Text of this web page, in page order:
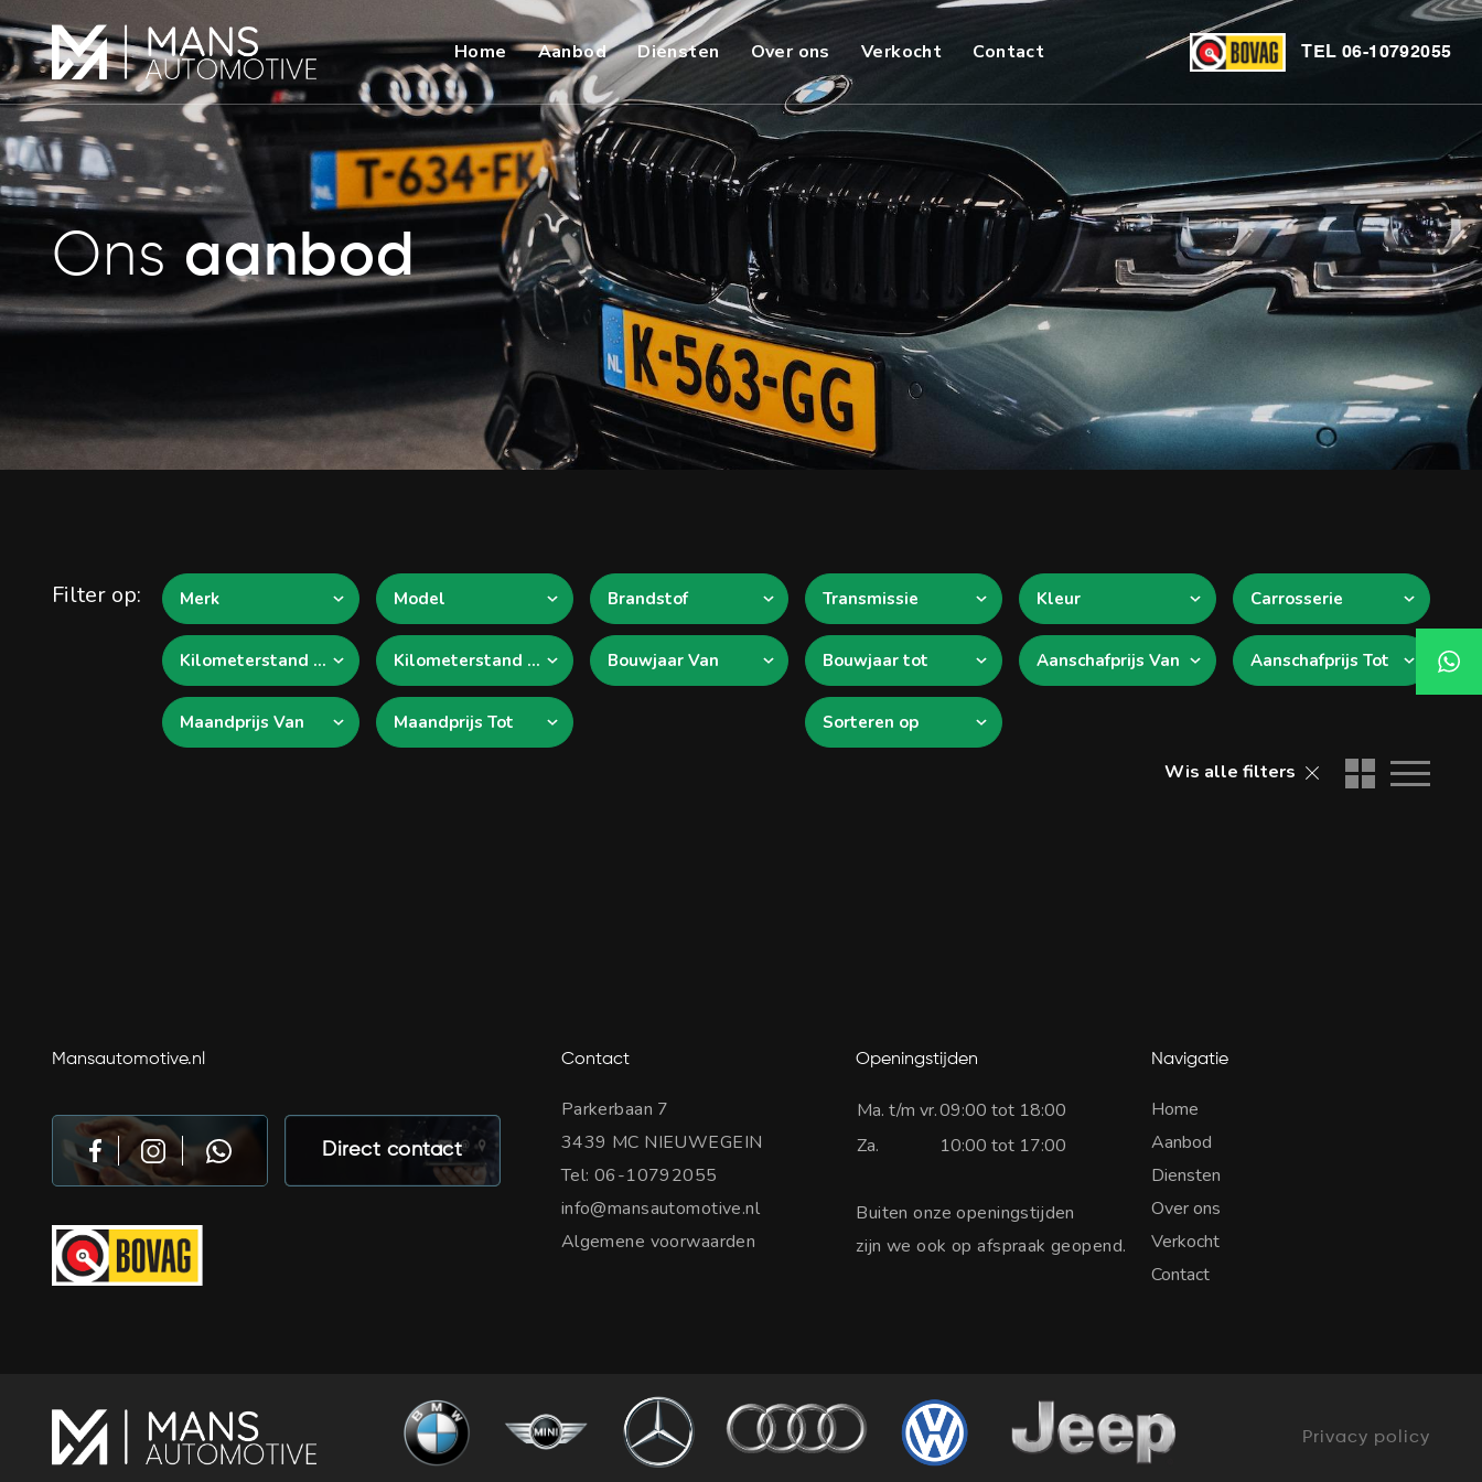
Home Aanbod Diensten Over ons Verkocht Contact TEL 06-10792055
Ons aanbod
Filter op: Merk Model Brandstof Transmissie Kleur Carrosserie
Kilometerstand van Kilometerstand tot Bouwjaar Van Bouwjaar tot Aanschafprijs Van Aanschafprijs Tot
Maandprijs Van Maandprijs Tot Sorteren op
Wis alle filters
Mansautomotive.nl
Direct contact
Contact
Parkerbaan 7
3439 MC NIEUWEGEIN
Tel: 06-10792055
info@mansautomotive.nl
Algemene voorwaarden
Openingstijden
Ma. t/m vr.09:00 tot 18:00
Za.
10:00 tot 17:00
Buiten onze openingstijden
zijn we ook op afspraak geopend.
Navigatie
Home
Aanbod
Diensten
Over ons
Verkocht
Contact
Privacy policy